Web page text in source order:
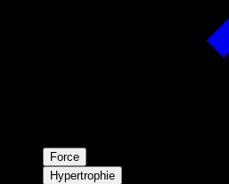
Force
Hypertrophie